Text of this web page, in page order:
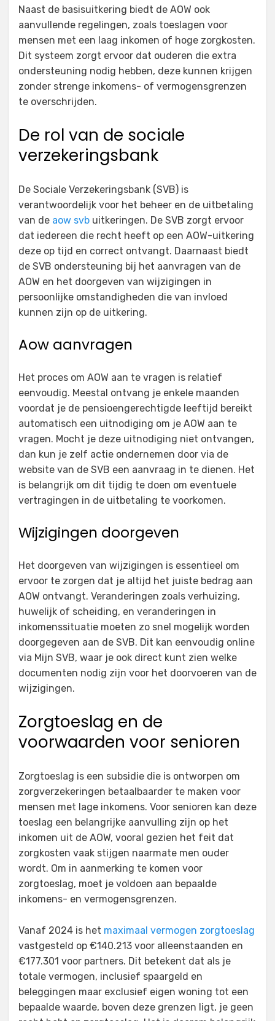
Naast de basisuitkering biedt de AOW ook
aanvullende regelingen, zoals toeslagen voor
mensen met een laag inkomen of hoge zorgkosten.
Dit systeem zorgt ervoor dat ouderen die extra
ondersteuning nodig hebben, deze kunnen krijgen
zonder strenge inkomens- of vermogensgrenzen
te overschrijden.
De rol van de sociale
verzekeringsbank
De Sociale Verzekeringsbank (SVB) is
verantwoordelijk voor het beheer en de uitbetaling
van de aow svb uitkeringen. De SVB zorgt ervoor
dat iedereen die recht heeft op een AOW-uitkering
deze op tijd en correct ontvangt. Daarnaast biedt
de SVB ondersteuning bij het aanvragen van de
AOW en het doorgeven van wijzigingen in
persoonlijke omstandigheden die van invloed
kunnen zijn op de uitkering.
Aow aanvragen
Het proces om AOW aan te vragen is relatief
eenvoudig. Meestal ontvang je enkele maanden
voordat je de pensioengerechtigde leeftijd bereikt
automatisch een uitnodiging om je AOW aan te
vragen. Mocht je deze uitnodiging niet ontvangen,
dan kun je zelf actie ondernemen door via de
website van de SVB een aanvraag in te dienen. Het
is belangrijk om dit tijdig te doen om eventuele
vertragingen in de uitbetaling te voorkomen.
Wijzigingen doorgeven
Het doorgeven van wijzigingen is essentieel om
ervoor te zorgen dat je altijd het juiste bedrag aan
AOW ontvangt. Veranderingen zoals verhuizing,
huwelijk of scheiding, en veranderingen in
inkomenssituatie moeten zo snel mogelijk worden
doorgegeven aan de SVB. Dit kan eenvoudig online
via Mijn SVB, waar je ook direct kunt zien welke
documenten nodig zijn voor het doorvoeren van de
wijzigingen.
Zorgtoeslag en de
voorwaarden voor senioren
Zorgtoeslag is een subsidie die is ontworpen om
zorgverzekeringen betaalbaarder te maken voor
mensen met lage inkomens. Voor senioren kan deze
toeslag een belangrijke aanvulling zijn op het
inkomen uit de AOW, vooral gezien het feit dat
zorgkosten vaak stijgen naarmate men ouder
wordt. Om in aanmerking te komen voor
zorgtoeslag, moet je voldoen aan bepaalde
inkomens- en vermogensgrenzen.
Vanaf 2024 is het maximaal vermogen zorgtoeslag
vastgesteld op €140.213 voor alleenstaanden en
€177.301 voor partners. Dit betekent dat als je
totale vermogen, inclusief spaargeld en
beleggingen maar exclusief eigen woning tot een
bepaalde waarde, boven deze grenzen ligt, je geen